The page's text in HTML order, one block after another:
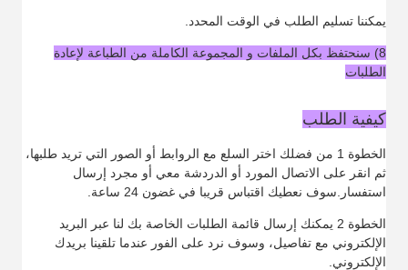
يمكننا تسليم الطلب في الوقت المحدد.
8) سنحتفظ بكل الملفات و المجموعة الكاملة من الطباعة لإعادة
الطلبات
كيفية الطلب
الخطوة 1 من فضلك اختر السلع مع الروابط أو الصور التي تريد طلبها،
ثم انقر على الاتصال المورد أو الدردشة معي أو مجرد إرسال
استفسار.سوف نعطيك اقتباس قريبا في غضون 24 ساعة.
الخطوة 2 يمكنك إرسال قائمة الطلبات الخاصة بك لنا عبر البريد
الإلكتروني مع تفاصيل، وسوف نرد على الفور عندما تلقينا بريدك
الإلكتروني.